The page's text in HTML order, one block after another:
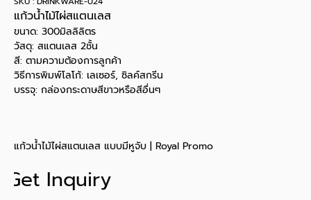
แก้วน้ำไม้ไผ่สแตนเลส
ขนาด: 300มิลลิลิตร
วัสดุ: สแตนเลส 2ชั้น
สี: ตามความต้องการลูกค้า
วิธีการพิมพ์โลโก้: เลเซอร์, ซิลค์สกรีน
บรรจุ: กล่องกระดาษสีขาวหรือสีอื่นๆ
แก้วน้ำไม้ไผ่สแตนเลส แบบมีหูจับ | Royal Promo
Get Inquiry